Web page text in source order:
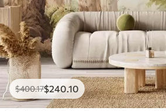
$400.17$240 .10